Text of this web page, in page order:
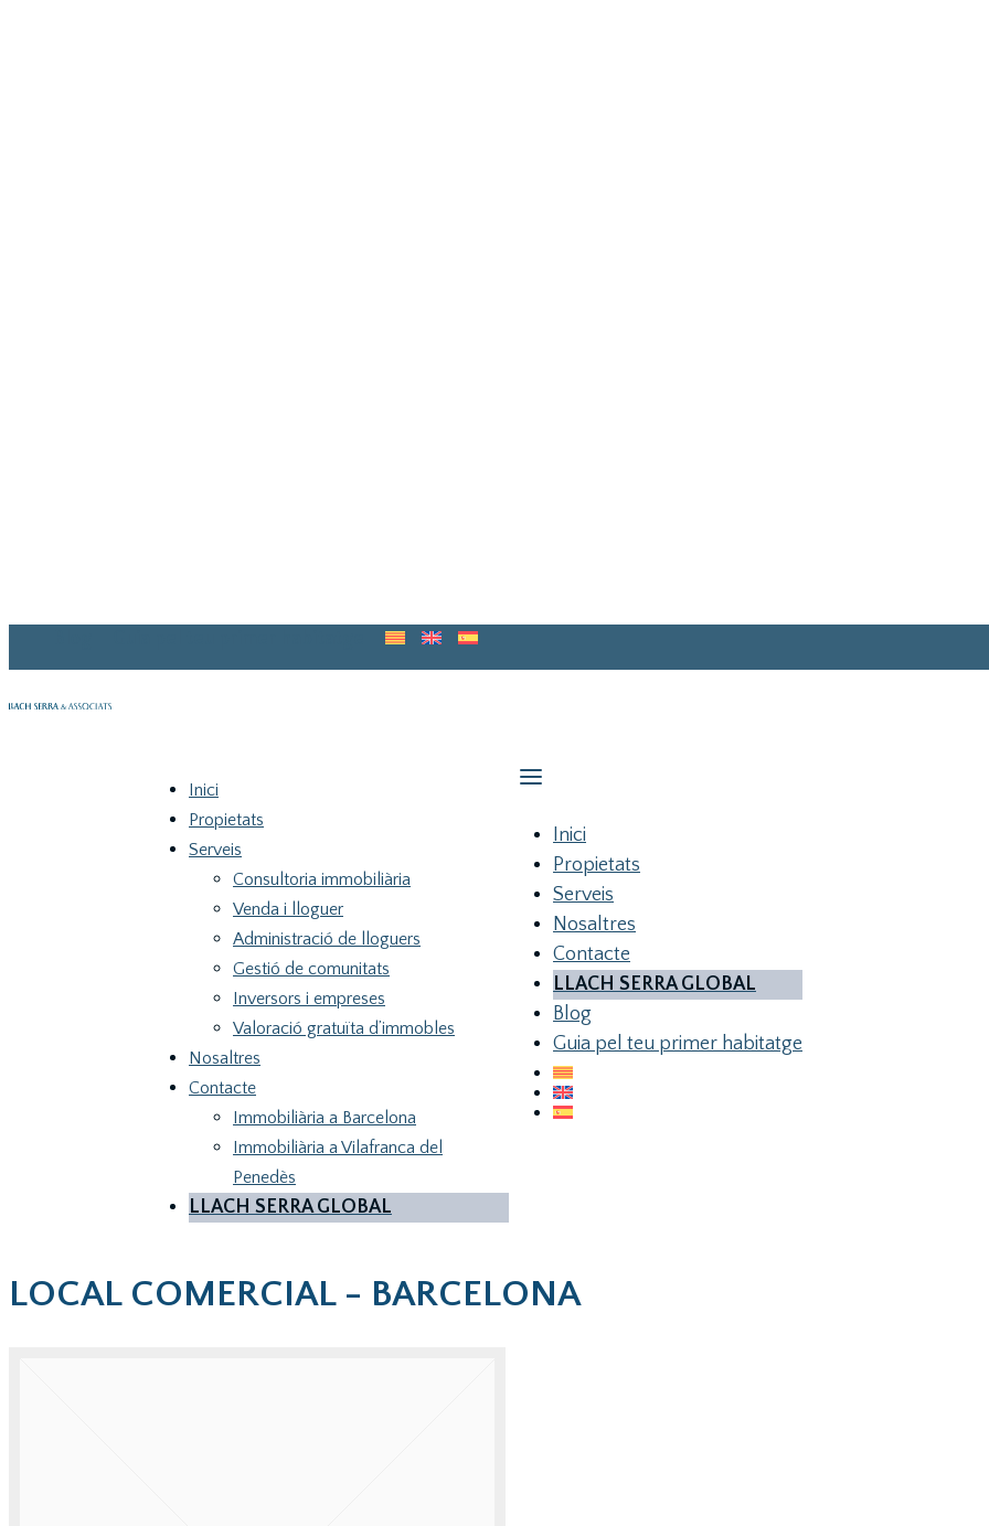
Inici
Propietats
Serveis
Consultoria immobiliària
Venda i lloguer
Administració de lloguers
Gestió de comunitats
Inversors i empreses
Valoració gratuïta d’immobles
Nosaltres
Contacte
Immobiliària a Barcelona
Immobiliària a Vilafranca del
Penedès
LLACH SERRA GLOBAL
Inici
Propietats
Serveis
Nosaltres
Contacte
LLACH SERRA GLOBAL
Blog
Guia pel teu primer habitatge
LOCAL COMERCIAL - BARCELONA